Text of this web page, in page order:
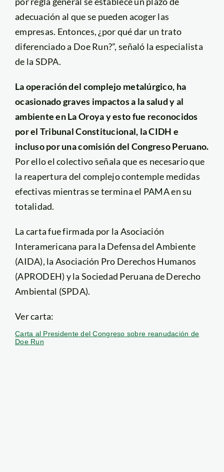
adecuación al que se pueden acoger las
empresas. Entonces, ¿por qué dar un trato
diferenciado a Doe Run?”, señaló la especialista
de la SDPA.
La operación del complejo metalúrgico, ha
ocasionado graves impactos a la salud y al
ambiente en La Oroya y esto fue reconocidos
por el Tribunal Constitucional, la CIDH e
incluso por una comisión del Congreso Peruano.
Por ello el colectivo señala que es necesario que
la reapertura del complejo contemple medidas
efectivas mientras se termina el PAMA en su
totalidad.
La carta fue firmada por la Asociación
Interamericana para la Defensa del Ambiente
(AIDA), la Asociación Pro Derechos Humanos
(APRODEH) y la Sociedad Peruana de Derecho
Ambiental (SPDA).
Ver carta:
Carta al Presidente del Congreso sobre reanudación de
Doe Run